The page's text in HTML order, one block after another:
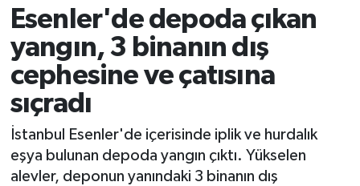
Esenler'de depoda çıkan
yangın, 3 binanın dış
cephesine ve çatısına
sıçradı
İstanbul Esenler'de içerisinde iplik ve hurdalık
eşya bulunan depoda yangın çıktı. Yükselen
alevler, deponun yanındaki 3 binanın dış
Rize Jandarma Komutanlığı
Bilim Teknoloji
Bölge
Advertising news
Canlı Maç
Süper Lig Puan Durumu ve Fikstür
Tüm Manşetler
Son Dakika Haberleri
Haber Arşivi